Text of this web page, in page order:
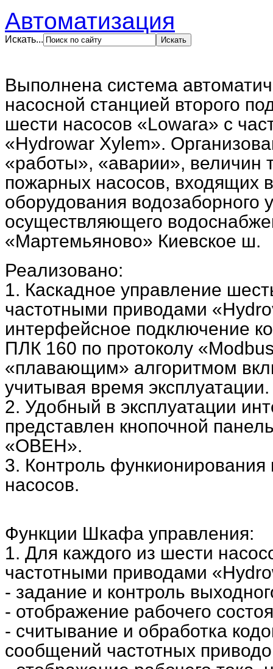
Автоматизация
Искать...
Выполнена система
насосной станцией второго
шести насосов «Lowara» c
«Hydrowar Xylem».
«работы», «аварии», величин
пожарных насосов, входящих
оборудования водозаборного
осуществляющего
«Мартемьяново» Киевское ш.
Реализовано:
1. Каскадное управление
частотными приводами
интерфейсное подключение
ПЛК 160 по протоколу
«плавающим» алгоритмом
учитывая время эксплуатации.
2. Удобный в эксплуатации
представлен кнопочной
«ОВЕН».
3. Контроль
насосов.
Функции Шкафа управления:
1. Для каждого из шести
частотными приводами
- задание и контроль
- отображение рабочего
- считывание и обработка
сообщений частотных